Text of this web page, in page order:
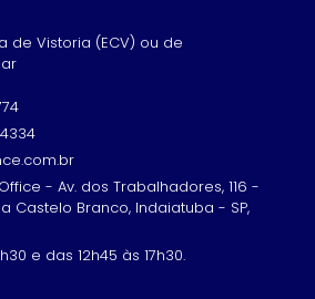
de Vistoria (ECV) ou de
- Av. dos Trabalhadores, 116 -
Castelo Branco, Indaiatuba - SP,
e das 12h45 às 17h30.